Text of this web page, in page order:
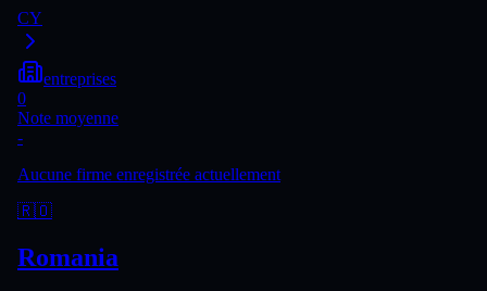
CY
entreprises
0
Note moyenne
-
Aucune firme enregistrée actuellement
🇷🇴
Romania